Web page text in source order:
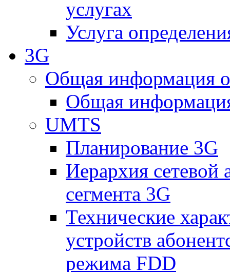
услугах
Услуга
3G
Общая информация
Общая
UMTS
Планирование 3G
Иерархия сетевой
сегмента 3G
Технические
устройств
режима FDD